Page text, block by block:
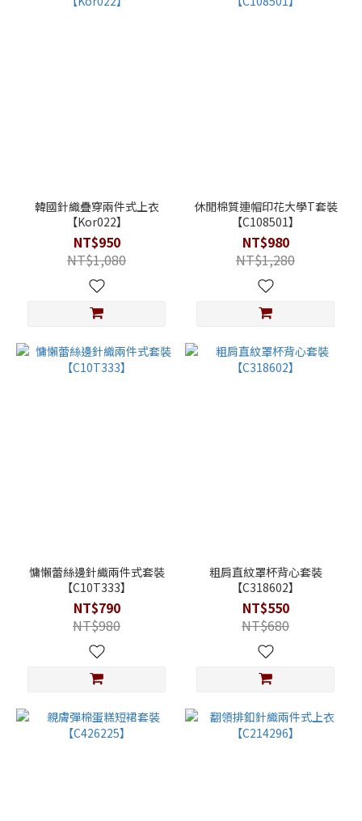
韓國針織疊穿兩件式上衣
【Kor022】
NT$950
NT$1,080
休閒棉質連帽印花大學T套裝
【C108501】
NT$980
NT$1,280
慵懶蕾絲邊針織兩件式套裝
【C10T333】
NT$790
NT$980
粗肩直紋罩杯背心套裝
【C318602】
NT$550
NT$680